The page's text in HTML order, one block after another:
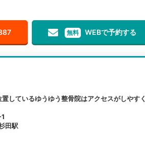
無料 WEBで予約する
しているゆうゆう整骨院はアクセスがしやすく
田駅